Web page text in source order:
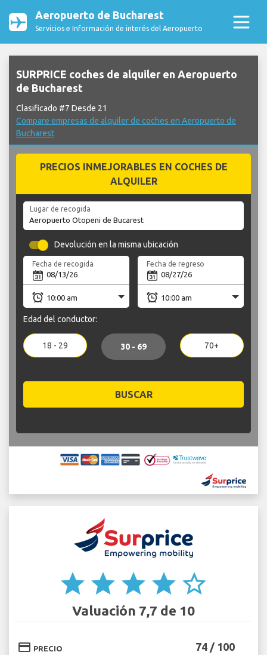
Aeropuerto de Bucharest
Servicios e Información de interés del Aeropuerto
SURPRICE coches de alquiler en Aeropuerto
de Bucharest
Clasificado #7 Desde 21
Compare empresas de alquiler de coches en Aeropuerto de
Bucharest
PRECIOS INMEJORABLES EN COCHES DE
ALQUILER
Lugar de recogida
Devolución en la misma ubicación
Fecha de recogida Fecha de regreso
Edad del conductor:
18 - 29 30 - 69 70+
BUSCAR
star star star star star_border
Valuación 7,7 de 10
credit_card PRECIO 74 / 100